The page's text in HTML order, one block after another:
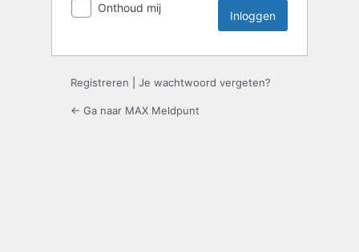
Onthoud mij
Registreren Je wachtwoord vergeten?
← Ga naar MAX Meldpunt